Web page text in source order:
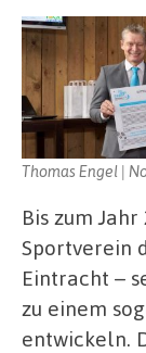
Thomas Engel |
Bis zum
Sportverein
Eintracht –
zu einem
entwickeln.